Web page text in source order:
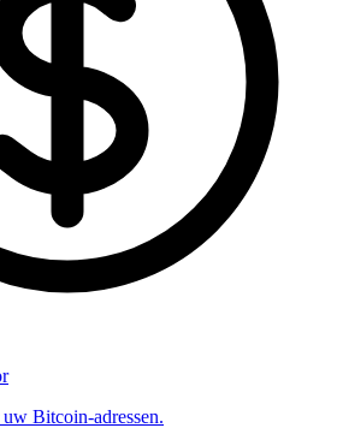
Bitcoin-adressen.